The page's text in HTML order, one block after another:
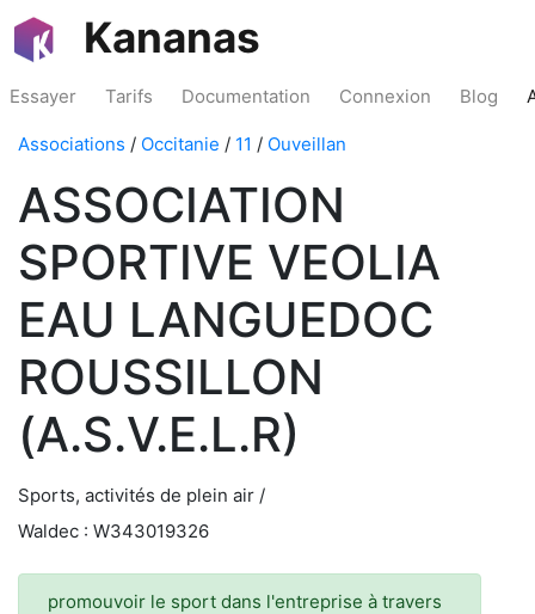
Kananas
Essayer Tarifs Documentation Connexion Blog
Associations / Occitanie / 11 / Ouveillan
ASSOCIATION
SPORTIVE VEOLIA
EAU LANGUEDOC
ROUSSILLON
(A.S.V.E.L.R)
Sports, activités de plein air /
Waldec : W343019326
promouvoir le sport dans l'entreprise à travers